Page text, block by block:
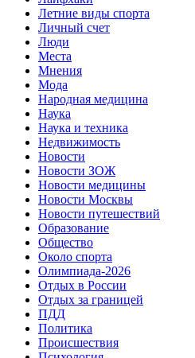
Летние виды спорта
Личный счет
Люди
Места
Мнения
Мода
Народная медицина
Наука
Наука и техника
Недвижимость
Новости
Новости ЗОЖ
Новости медицины
Новости Москвы
Новости путешествий
Образование
Общество
Около спорта
Олимпиада-2026
Отдых в России
Отдых за границей
ПДД
Политика
Происшествия